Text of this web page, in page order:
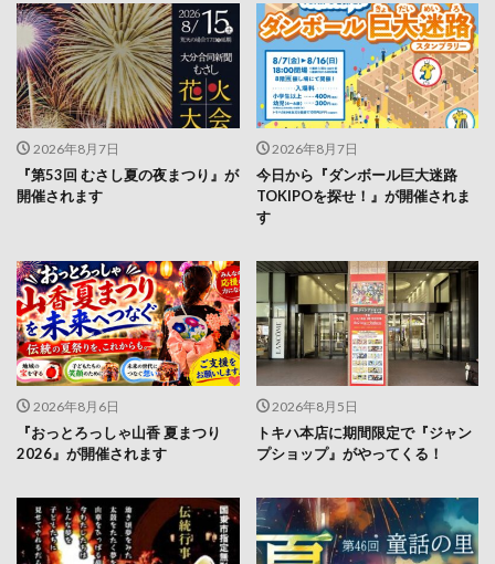
2026年8月7日
『第53回 むさし夏の夜まつり』が
開催されます
2026年8月7日
今日から『ダンボール巨大迷路
TOKIPOを探せ！』が開催されま
す
2026年8月6日
『おっとろっしゃ山香 夏まつり
2026』が開催されます
2026年8月5日
トキハ本店に期間限定で『ジャン
プショップ』がやってくる！